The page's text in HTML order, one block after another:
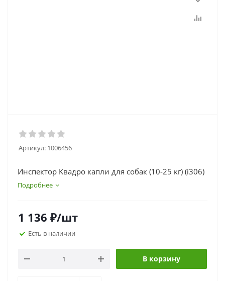
Артикул: 1006456
Инспектор Квадро капли для собак (10-25 кг) (i306)
Подробнее
1 136 ₽/шт
Есть в наличии
В корзину